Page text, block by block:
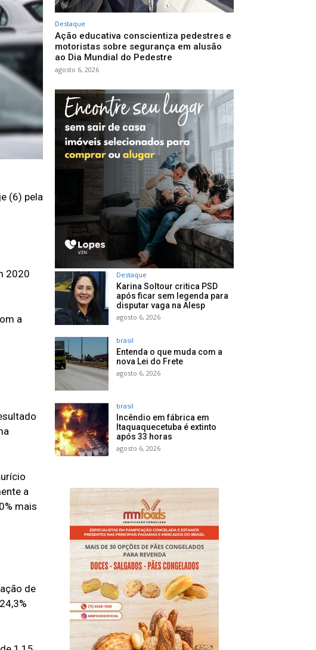
(6) pela
2020
a
a
mais
de
Destaque
Ação educativa conscientiza pedestres e
motoristas sobre segurança em alusão
ao Dia Mundial do Pedestre
agosto 6, 2026
Destaque
Karina Soltour critica PSD
após ficar sem legenda para
disputar vaga na Alesp
agosto 6, 2026
brasil
Entenda o que muda com a
nova Lei do Frete
agosto 6, 2026
brasil
Incêndio em fábrica em
Itaquaquecetuba é extinto
após 33 horas
agosto 6, 2026